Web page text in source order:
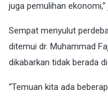
juga pemulihan ekonomi,”
Sempat menyulut
ditemui dr. Muhammad
dikabarkan tidak berada
“Temuan kita ada